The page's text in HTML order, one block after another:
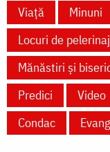
Viață
Minuni
Locuri de pelerinaj
Mănăstiri și
Predici
Video
Condac